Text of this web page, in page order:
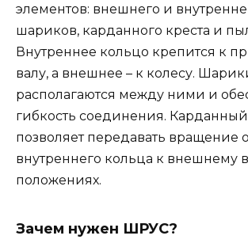
элементов: внешнего и
шариков, карданного креста и
Внутреннее кольцо крепится к
валу, а внешнее – к колесу.
располагаются между ними и
гибкость соединения. Карданный
позволяет передавать вращение
внутреннего кольца к внешнему
положениях.
Зачем нужен ШРУС?